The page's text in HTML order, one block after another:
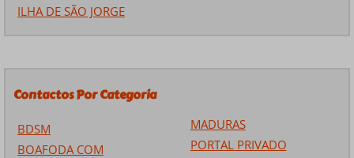
ILHA DE SÃO JORGE
Contactos Por Categoria
BDSM
BOAFODA COM
MADURAS
PORTAL PRIVADO